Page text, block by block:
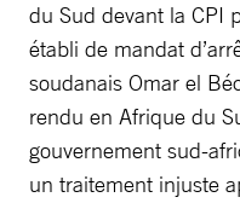
du Sud devant la CPI
établi de mandat
soudanais Omar el
rendu en Afrique du
gouvernement sud-
un traitement injuste